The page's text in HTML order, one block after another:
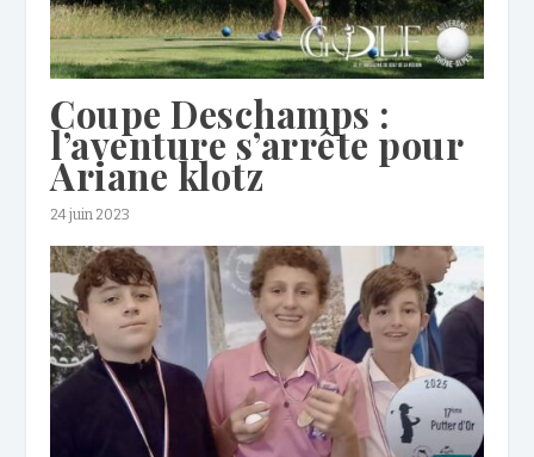
Coupe Deschamps :
l’aventure s’arrête pour
Ariane klotz
24 juin 2023